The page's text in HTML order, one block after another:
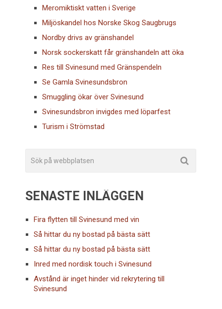
Meromiktiskt vatten i Sverige
Miljöskandel hos Norske Skog Saugbrugs
Nordby drivs av gränshandel
Norsk sockerskatt får gränshandeln att öka
Res till Svinesund med Gränspendeln
Se Gamla Svinesundsbron
Smuggling ökar över Svinesund
Svinesundsbron invigdes med löparfest
Turism i Strömstad
SENASTE INLÄGGEN
Fira flytten till Svinesund med vin
Så hittar du ny bostad på bästa sätt
Så hittar du ny bostad på bästa sätt
Inred med nordisk touch i Svinesund
Avstånd är inget hinder vid rekrytering till
Svinesund